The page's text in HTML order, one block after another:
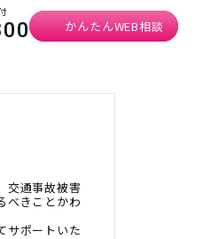
かんたんWEB相談
交通事故被害
べきことかわ
サポートいた